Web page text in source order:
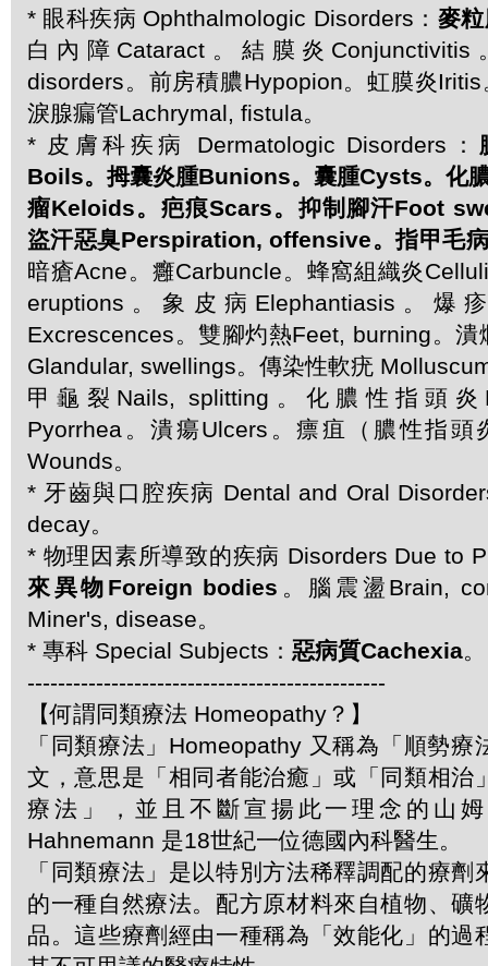
* 眼科疾病 Ophthalmologic Disorders： 麥
白內障Cataract。結膜炎
disorders。前房積膿Hypopion。虹膜炎
淚腺瘺管Lachrymal, fistula。
* 皮膚科疾病 Dermatologic Disorders：
Boils。拇囊炎腫Bunions。囊腫Cysts。化
瘤Keloids。疤痕Scars。抑制腳汗Foot
盜汗惡臭Perspiration, offensive。指甲毛
暗瘡Acne。癰Carbuncle。蜂窩組織炎
eruptions。象皮病Elephantiasis。爆
Excrescences。雙腳灼熱Feet, burning。潰
Glandular, swellings。傳染性軟疣
甲龜裂Nails, splitting。化膿性指頭炎
Pyorrhea。潰瘍Ulcers。瘭疽（膿性指頭
Wounds。
* 牙齒與口腔疾病 Dental and Oral
decay。
* 物理因素所導致的疾病 Disorders Due to
來異物Foreign bodies 。腦震盪Brain,
Miner's, disease。
* 專科 Special Subjects： 惡病質Cachexia。
-----------------------------------------------
【何謂同類療法 Homeopathy？】
「同類療法」Homeopathy 又稱為「順勢療
文，意思是「相同者能治癒」或「同類相治
療法」，並且不斷宣揚此一理念的山
Hahnemann 是18世紀一位德國內科醫生。
「同類療法」是以特別方法稀釋調配的療劑
的一種自然療法。配方原材料來自植物、礦
品。這些療劑經由一種稱為「效能化」的過